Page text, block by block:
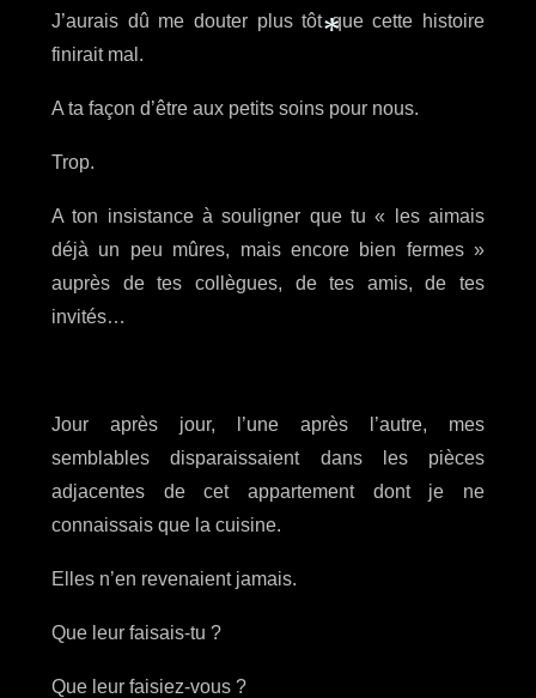
*
J’aurais dû me douter plus tôt que cette histoire
finirait mal.
A ta façon d’être aux petits soins pour nous.
Trop.
A ton insistance à souligner que tu « les aimais
déjà un peu mûres, mais encore bien fermes »
auprès de tes collègues, de tes amis, de tes
invités…
Jour après jour, l’une après l’autre, mes
semblables disparaissaient dans les pièces
adjacentes de cet appartement dont je ne
connaissais que la cuisine.
Elles n’en revenaient jamais.
Que leur faisais-tu ?
Que leur faisiez-vous ?